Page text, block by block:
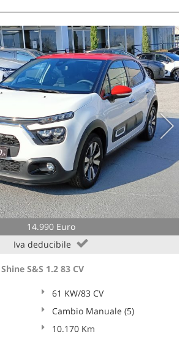
14.990 Euro
Iva deducibile
S&S 1.2 83 CV
61 KW/83 CV
Cambio Manuale (5)
10.170 Km